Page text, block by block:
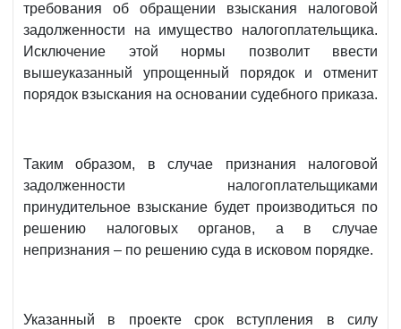
требования об обращении взыскания налоговой
задолженности на имущество налогоплательщика.
Исключение этой нормы позволит ввести
вышеуказанный упрощенный порядок и отменит
порядок взыскания на основании судебного приказа.
Таким образом, в случае признания налоговой
задолженности налогоплательщиками
принудительное взыскание будет производиться по
решению налоговых органов, а в случае
непризнания – по решению суда в исковом порядке.
Указанный в проекте срок вступления в силу